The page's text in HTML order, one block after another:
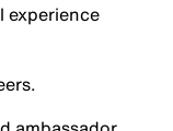
experience